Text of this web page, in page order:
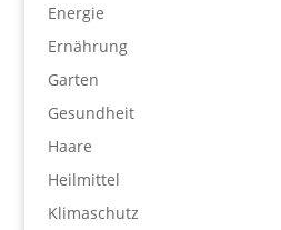
Energie
Ernährung
Garten
Gesundheit
Haare
Heilmittel
Klimaschutz